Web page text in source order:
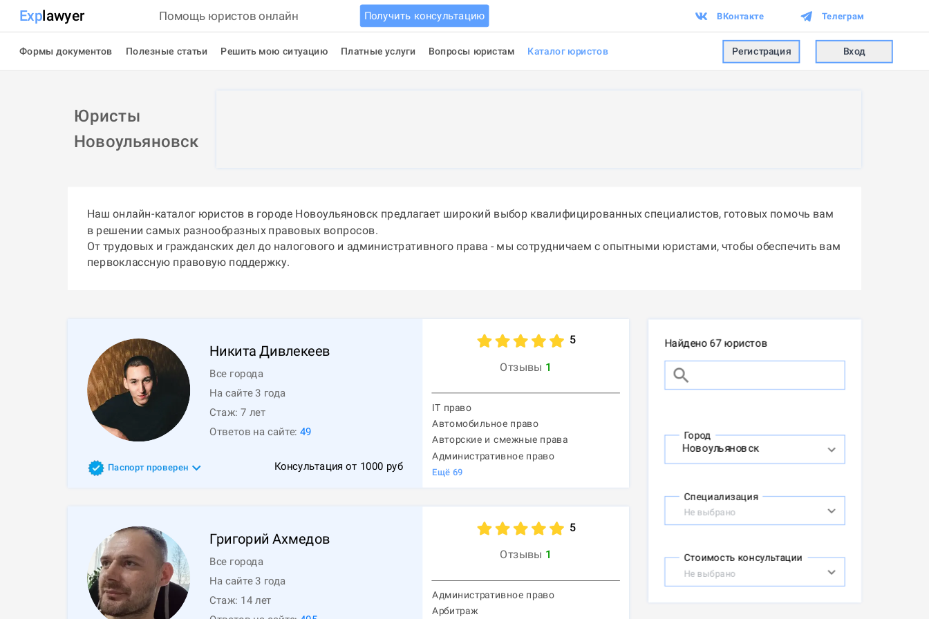
Explawyer Помощь юристов онлайн Получить консультацию ВКонтакте Телеграм
Формы документов Полезные статьи Решить мою ситуацию Платные услуги Вопросы юристам Каталог юристов Регистрация Вход
Юристы
Новоульяновск
Наш онлайн-каталог юристов в городе Новоульяновск предлагает широкий выбор квалифицированных специалистов, готовых помочь вам
в решении самых разнообразных правовых вопросов.
От трудовых и гражданских дел до налогового и административного права - мы сотрудничаем с опытными юристами, чтобы обеспечить вам
первоклассную правовую поддержку.
Никита Дивлекеев
Все города
На сайте 3 года
Стаж:7 лет
Ответов на сайте: 49
Паспорт проверен Консультация от 1000 руб
5
Отзывы 1
IT право
Автомобильное право
Авторские и смежные права
Административное право
Ещё 69
Григорий Ахмедов
Все города
На сайте 3 года
Стаж: 14 лет
5
Отзывы 1
Административное право
Арбитраж
Найдено 67 юристов
Город
Специализация
Не выбрано
Стоимость консультации
Не выбрано